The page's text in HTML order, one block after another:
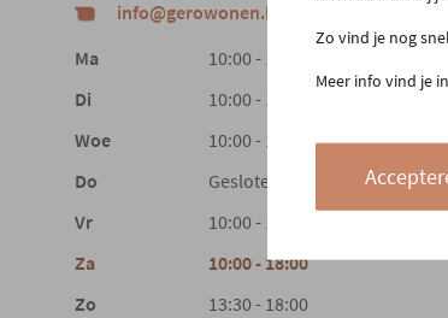
info@gerowonen.be
Ma
10:00 - 18:30
Di
10:00 - 18:30
Woe
10:00 - 18:30
Do
Gesloten
Vr
10:00 - 18:30
Za
10:00 - 18:00
Zo
13:30 - 18:00
Zo vind je nog
Meer info vind je